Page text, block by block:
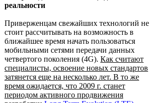
реальности
Приверженцам свежайших технологий не
стоит рассчитывать на возможность в
ближайшее время начать пользоваться
мобильными сетями передачи данных
четвертого поколения (4G). Как считают
специалисты, освоение новых стандартов
затянется еще на несколько лет. В то же
время ожидается, что 2009 г. станет
периодом активного продвижения